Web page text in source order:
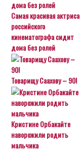
Самая красивая актриса
российского
кинематографа сидит
дома без ролей
Товарищу Саахову – 90!
Кристине Орбакайте
наворожили родить
мальчика